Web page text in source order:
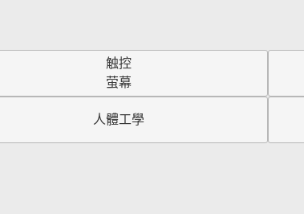
触控
萤幕
人體工學